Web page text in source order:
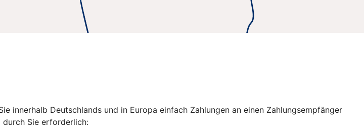
innerhalb Deutschlands und in Europa einfach Zahlungen an einen Zahlungsempfänger
durch Sie erforderlich: